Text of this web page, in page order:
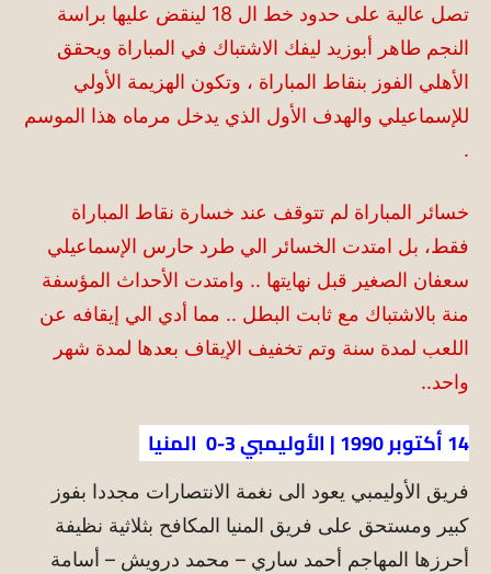
تصل عالية على حدود خط ال 18 لينقض عليها براسة
النجم طاهر أبوزيد ليفك الاشتباك في المباراة ويحقق
الأهلي الفوز بنقاط المباراة ، وتكون الهزيمة الأولي
للإسماعيلي والهدف الأول الذي يدخل مرماه هذا الموسم
.
خسائر المباراة لم تتوقف عند خسارة نقاط المباراة
فقط، بل امتدت الخسائر الي طرد حارس الإسماعيلي
سعفان الصغير قبل نهايتها .. وامتدت الأحداث المؤسفة
منة بالاشتباك مع ثابت البطل .. مما أدي الي إيقافه عن
اللعب لمدة سنة وتم تخفيف الإيقاف بعدها لمدة شهر
واحد..
14 أكتوبر 1990 | الأوليمبي 3-0 المنيا
فريق الأوليمبي يعود الى نغمة الانتصارات مجددا بفوز
كبير ومستحق على فريق المنيا المكافح بثلاثية نظيفة
أحرزها المهاجم أحمد ساري – محمد درويش – أسامة